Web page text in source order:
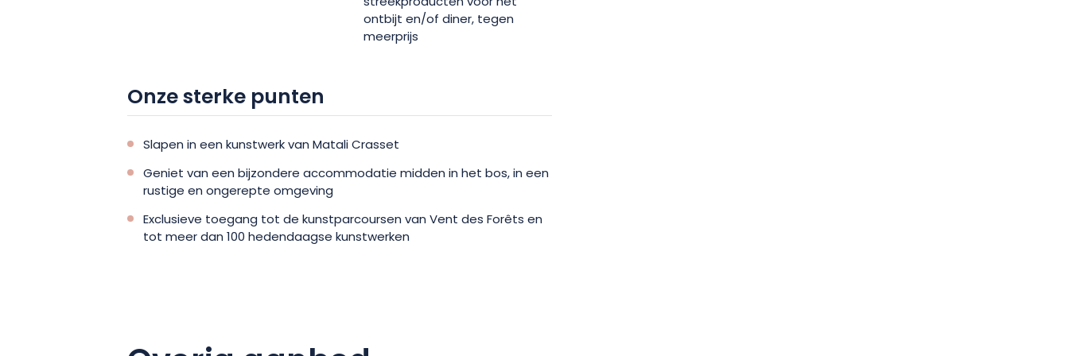
verblijf in La Noisette en laat u verrassen door deze unieke ervaring
waar kunst, natuur en ontspanning samenkomen.
ontbijt en/of diner, tegen
meerprijs
Onze sterke punten
Slapen in een kunstwerk van Matali Crasset
Geniet van een bijzondere accommodatie midden in het bos, in een
rustige en ongerepte omgeving
Exclusieve toegang tot de kunstparcoursen van Vent des Forêts en
tot meer dan 100 hedendaagse kunstwerken